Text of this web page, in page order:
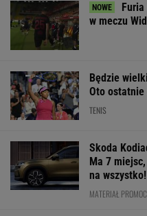
w meczu
Będzie
Oto
TENIS
Skoda
Ma 7
na wszystko!
MATERIAŁ